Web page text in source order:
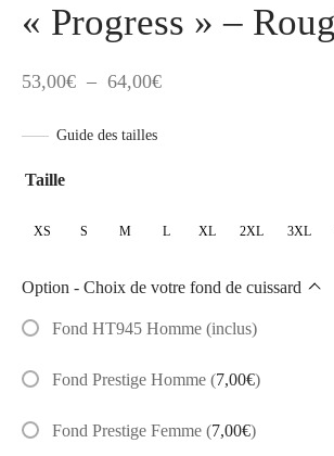
« Progress » –
53,00€ – 64,00€Plage
64,00€
Guide des tailles
Taille
XS S M L XL 2XL 3XL
Option - Choix de votre fond de cuissard
Fond HT945 Homme (inclus)
Fond Prestige Homme (7,00€)
Fond Prestige Femme (7,00€)